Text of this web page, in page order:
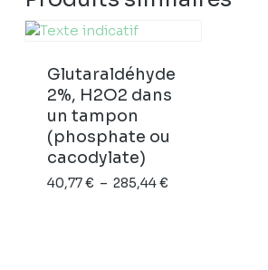
Glutaraldéhyde
2%, H2O2 dans
un tampon
(phosphate ou
cacodylate)
40,77€ – 285,44€Plage